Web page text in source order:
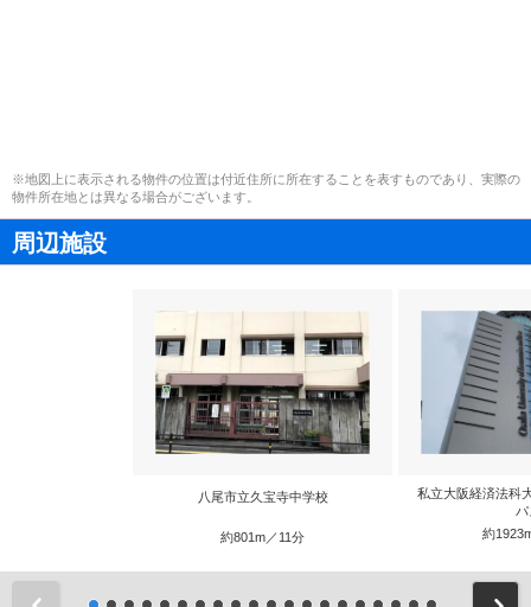
※地図上に表示される物件の位置は付近住所に所在することを表すものであり、実際の
物件所在地とは異なる場合がございます。
周辺施設
八尾市立久宝寺中学校
約801m／11分
私立大阪経済法科
パ
約